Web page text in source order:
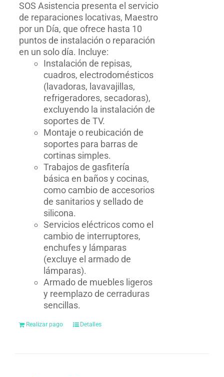
SOS Asistencia presenta el servicio
de reparaciones locativas, Maestro
por un Día, que ofrece hasta 10
puntos de instalación o reparación
en un solo día. Incluye:
Instalación de repisas,
cuadros, electrodomésticos
(lavadoras, lavavajillas,
refrigeradores, secadoras),
excluyendo la instalación de
soportes de TV.
Montaje o reubicación de
soportes para barras de
cortinas simples.
Trabajos de gasfitería
básica en baños y cocinas,
como cambio de accesorios
de sanitarios y sellado de
silicona.
Servicios eléctricos como el
cambio de interruptores,
enchufes y lámparas
(excluye el armado de
lámparas).
Armado de muebles ligeros
y reemplazo de cerraduras
sencillas.
Realizar pago Detalles